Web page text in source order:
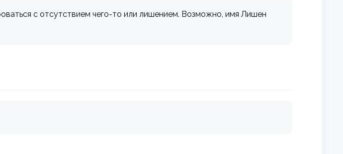
с отсутствием чего-то или лишением. Возможно, имя Лишен